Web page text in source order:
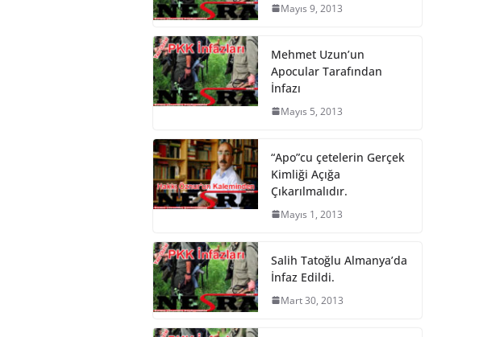
Mayıs 9, 2013
Mehmet Uzun’un
Apocular Tarafından
İnfazı
Mayıs 5, 2013
“Apo”cu çetelerin Gerçek
Kimliği Açığa
Çıkarılmalıdır.
Mayıs 1, 2013
Salih Tatoğlu Almanya’da
İnfaz Edildi.
Mart 30, 2013